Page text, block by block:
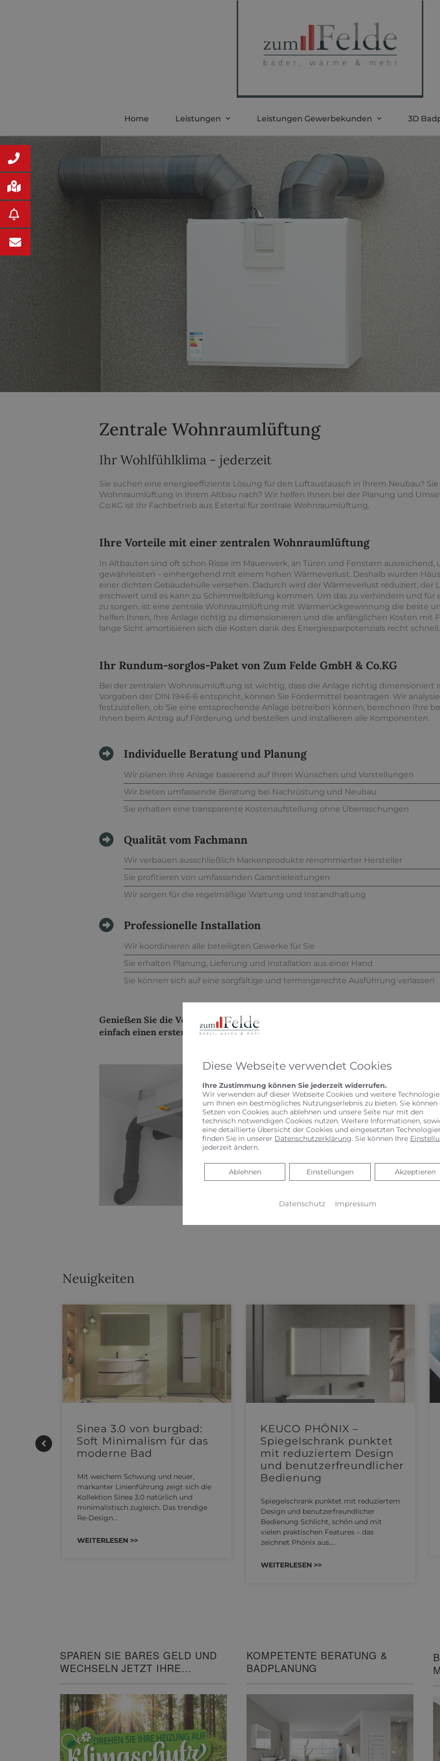
Home Leistungen Leistungen Gewerbekunden 3D
Zentrale Wohnraumlüftung
Ihr Wohlfühlklima - jederzeit
Sie suchen eine energieeffiziente Lösung für den Luftaustausch in Ihrem Neubau?
Wohnraumlüftung in Ihrem Altbau nach? Wir helfen Ihnen bei der Planung und
Co.KG ist Ihr Fachbetrieb aus Extertal für zentrale Wohnraumlüftung.
Ihre Vorteile mit einer zentralen Wohnraumlüftung
In Altbauten sind oft schon Risse im Mauerwerk, an Türen und Fenstern ausreichend,
gewährleisten – einhergehend mit einem hohen Wärmeverlust. Deshalb wurden
einer dichten Gebäudehülle versehen. Dadurch wird der Wärmeverlust reduziert, der
erschwert und es kann zu Schimmelbildung kommen. Um das zu verhindern und für
zu sorgen, ist eine zentrale Wohnraumlüftung mit Wärmerückgewinnung die beste
helfen Ihnen, Ihre Anlage richtig zu dimensionieren und die anfänglichen Kosten mit
lange Sicht amortisieren sich die Kosten dank des Energiesparpotenzials recht schnell.
Ihr Rundum-sorglos-Paket von Zum Felde GmbH & Co.KG
Bei der zentralen Wohnraumlüftung ist wichtig, dass die Anlage richtig dimensioniert
Vorgaben der DIN 1946-6 entspricht, können Sie Fördermittel beantragen. Wir
festzustellen, ob Sie eine entsprechende Anlage betreiben können, berechnen Ihre
Ihnen beim Antrag auf Förderung und bestellen und installieren alle Komponenten.
Individuelle Beratung und Planung
Wir planen Ihre Anlage basierend auf Ihren Wünschen und Vorstellungen
Wir bieten umfassende Beratung bei Nachrüstung und Neubau
Sie erhalten eine transparente Kostenaufstellung ohne Überraschungen
Qualität vom Fachmann
Wir verbauen ausschließlich Markenprodukte renommierter Hersteller
Sie profitieren von umfassenden Garantieleistungen
Wir sorgen für die regelmäßige Wartung und Instandhaltung
Professionelle Installation
Wir koordinieren alle beteiligten Gewerke für Sie
Sie erhalten Planung, Lieferung und Installation aus einer Hand
Sie können sich auf eine sorgfältige und termingerechte Ausführung verlassen
Genießen Sie die Vorteile einer zentralen Wohnraumlüftung mit
einfach einen ersten, unverbindlichen Beratungstermin.
Neuigkeiten
Sinea 3.0 von burgbad:
Soft Minimalism für das
moderne Bad
Mit weichem Schwung und neuer,
markanter Linienführung zeigt sich die
Kollektion Sinea 3.0 natürlich und
minimalistisch zugleich. Das trendige
Re-Design…
WEITERLESEN >>
KEUCO PHÖNIX –
Spiegelschrank punktet
mit reduziertem Design
und benutzerfreundlicher
Bedienung
Spiegelschrank punktet mit reduziertem
Design und benutzerfreundlicher
Bedienung Schlicht, schön und mit
vielen praktischen Features – das
zeichnet Phönix aus.…
WEITERLESEN >>
SPAREN SIE BARES GELD UND
WECHSELN JETZT IHRE
KOMPETENTE BERATUNG &
BADPLANUNG
Diese Webseite verwendet Cookies
Ihre Zustimmung können Sie jederzeit widerrufen.
Wir verwenden auf dieser Webseite Cookies und weitere
um Ihnen ein bestmögliches Nutzungserlebnis zu bieten. Sie können
Setzen von Cookies auch ablehnen und unsere Seite nur mit den
technisch notwendigen Cookies nutzen. Weitere Informationen,
eine detaillierte Übersicht der Cookies und eingesetzten
finden Sie in unserer Datenschutzerklärung. Sie können Ihre
jederzeit ändern.
Akzeptieren
Einstellungen
Ablehnen
Ablehnen
Datenschutz Impressum